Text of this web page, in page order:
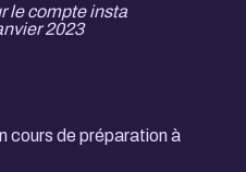
le compte insta
2023
cours de préparation à